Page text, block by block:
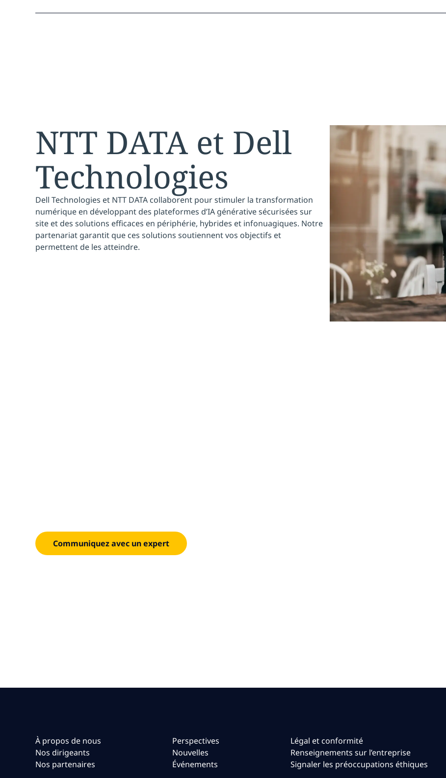
NTT DATA et Dell
Technologies
Dell Technologies et NTT DATA collaborent pour stimuler la transformation
numérique en développant des plateformes d’IA générative sécurisées sur
site et des solutions efficaces en périphérie, hybrides et infonuagiques. Notre
partenariat garantit que ces solutions soutiennent vos objectifs et
permettent de les atteindre.
Communiquez avec un expert
À propos de nous
Nos dirigeants
Nos partenaires
Perspectives
Nouvelles
Événements
Légal et conformité
Renseignements sur l’entreprise
Signaler les préoccupations éthiques